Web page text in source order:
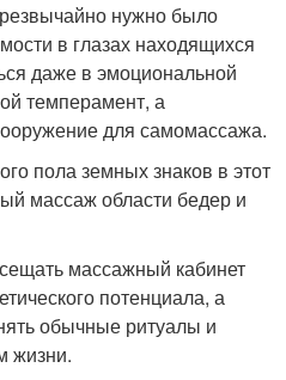
нужно было
в глазах находящихся
даже в эмоциональной
темперамент, а
для самомассажа.
пола земных знаков в этот
массаж области бедер и
массажный кабинет
потенциала, а
обычные ритуалы и
жизни.